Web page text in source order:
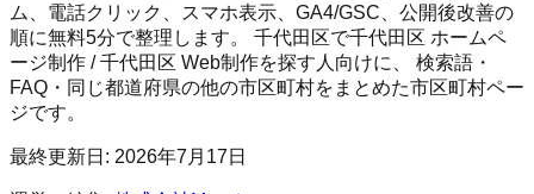
ム、電話クリック、スマホ表示、GA4/GSC、公開後改善の
順に無料5分で整理します。 千代田区で千代田区 ホームペ
ージ制作 / 千代田区 Web制作を探す人向けに、 検索語・
FAQ・同じ都道府県の他の市区町村をまとめた市区町村ペー
ジです。
最終更新日: 2026年7月17日